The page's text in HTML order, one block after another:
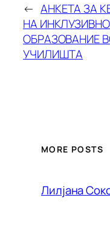
← АНКЕТА ЗА
НА
ОБРАЗОВАНИЕ
УЧИЛИШТА
MORE POSTS
Лилjана